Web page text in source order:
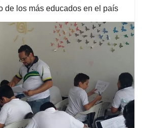
de los más educados en el país